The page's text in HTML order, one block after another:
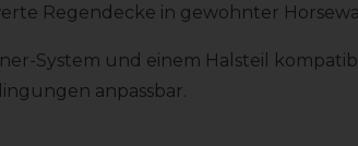
Regendecke in gewohnter
System und einem Halsteil
anpassbar.